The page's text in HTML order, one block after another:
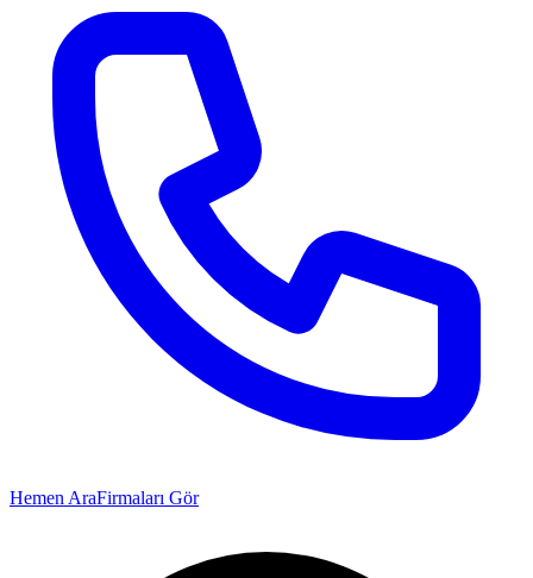
Hemen AraFirmaları Gör